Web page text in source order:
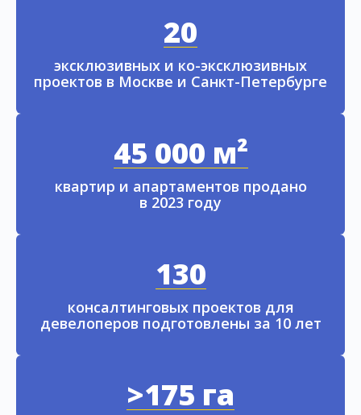
20
эксклюзивных и ко-эксклюзивных
проектов в Москве и Санкт-Петербурге
45 000 м²
квартир и апартаментов продано
в 2023 году
130
консалтинговых проектов для
девелоперов подготовлены за 10 лет
>175 га